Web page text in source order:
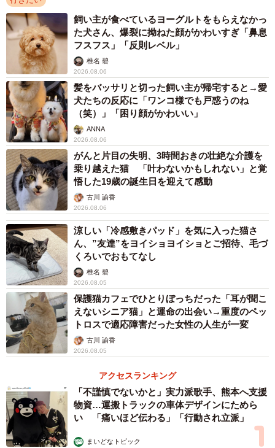
飼い主が食べているヨーグルトをもらえなかっ
た犬さん、爆裂に拗ねた顔がかわいすぎ「鼻息
フスフス」「反則レベル」
椎名 碧
2026.08.06
髪をバッサリと切った飼い主が帰宅すると→愛
犬たちの反応に「ワンコ様でも戸惑うのね
（笑）」「困り顔がかわいい」
ANNA
2026.08.06
がんと片目の失明、3時間おきの壮絶な介護を
乗り越えた猫 「叶わないかもしれない」と覚
悟した19歳の誕生日を迎えて感動
古川 諭香
2026.08.06
涼しい「冷感敷きパッド」を気に入った猫さ
ん、”友達”をヨイショヨイショとご招待、毛づ
くろいでおもてなし
椎名 碧
2026.08.05
保護猫カフェでひとりぼっちだった「耳が聞こ
えないシニア猫」と運命の出会い→重度のペッ
トロスで適応障害だった女性の人生が一変
古川 諭香
2026.08.05
アクセスランキング
「不謹慎でないかと」実力派歌手、熊本へ支援
物資…運搬トラックの車体デザインにためら
い 「痛いほど伝わる」「行動され立派」
まいどなトピック